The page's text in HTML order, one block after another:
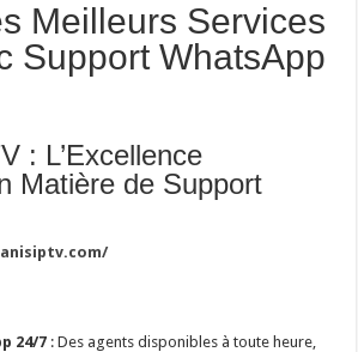
Meilleurs Services
Support WhatsApp
: L’Excellence
Matière de Support
24/7 : Des agents disponibles à toute heure,